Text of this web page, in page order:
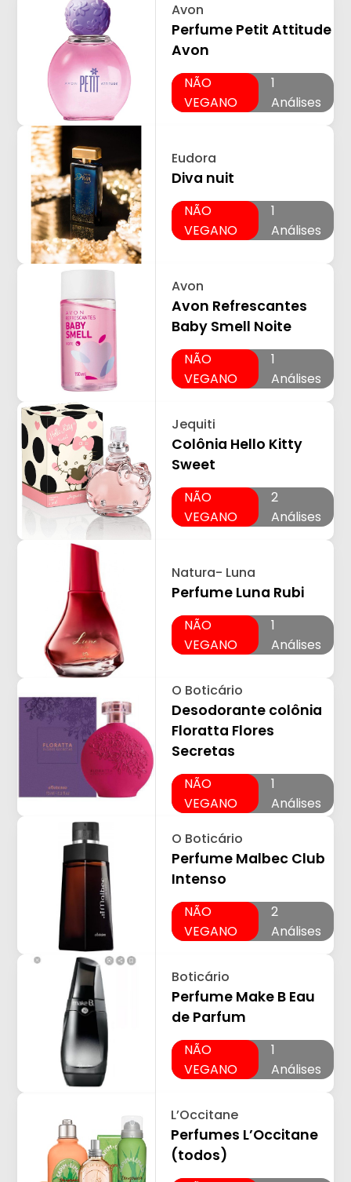
Avon
Perfume Petit Attitude
Avon
NÃO
VEGANO
1
Análises
Eudora
Diva nuit
NÃO
VEGANO
1
Análises
Avon
Avon Refrescantes
Baby Smell Noite
NÃO
VEGANO
1
Análises
Jequiti
Colônia Hello Kitty
Sweet
NÃO
VEGANO
2
Análises
Natura- Luna
Perfume Luna Rubi
NÃO
VEGANO
1
Análises
O Boticário
Desodorante colônia
Floratta Flores
Secretas
NÃO
VEGANO
1
Análises
O Boticário
Perfume Malbec Club
Intenso
NÃO
VEGANO
2
Análises
Boticário
Perfume Make B Eau
de Parfum
NÃO
VEGANO
1
Análises
L’Occitane
Perfumes L’Occitane
(todos)